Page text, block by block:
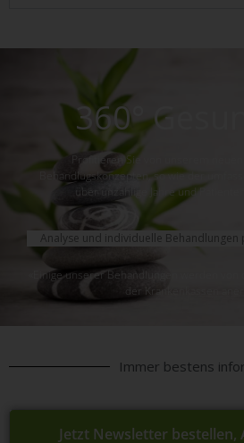
360°
Profitieren Sie von unserem neuen
Behandlugskonzepten, so wie der
über unzählige Jahre und
Analyse und individuelle Behandlungen
«Einige unserer Behandlungen werden von
der Krankenkassen
Immer bestens
Jetzt Newsletter bestellen,